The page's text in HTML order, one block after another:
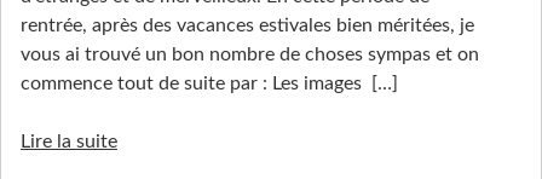
rentrée, après des vacances estivales bien méritées, je
vous ai trouvé un bon nombre de choses sympas et on
commence tout de suite par : Les images
[…]
Lire la suite